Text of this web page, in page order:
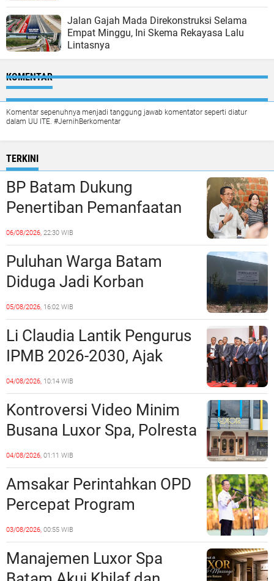
Jalan Gajah Mada Direkonstruksi Selama
Empat Minggu, Ini Skema Rekayasa Lalu
Lintasnya
KOMENTAR
Komentar sepenuhnya menjadi tanggung jawab komentator seperti diatur
dalam UU ITE. #JernihBerkomentar
TERKINI
BP Batam Dukung
Penertiban Pemanfaatan
Ruang Laut Sesuai
Ketentuan Peraturan
Perundang-undangan
06/08/2026, 22:30 WIB
Puluhan Warga Batam
Diduga Jadi Korban
Penipuan Kavling Hingga
Miliaran Rupiah, Laporan ke
Polda Kepri Jalan di
Tempat?
05/08/2026, 16:02 WIB
Li Claudia Lantik Pengurus
IPMB 2026-2030, Ajak
Perkuat Kerukunan dan
Sinergi dengan Pemko
Batam
04/08/2026, 10:14 WIB
Kontroversi Video Minim
Busana Luxor Spa, Polresta
Barelang Usut Tuntas
Unsur Pelanggaran Hukum
04/08/2026, 01:11 WIB
Amsakar Perintahkan OPD
Percepat Program
Prioritas, Targetkan
Realisasi Pembangunan
Lampaui 50 Persen
03/08/2026, 00:55 WIB
Manajemen Luxor Spa